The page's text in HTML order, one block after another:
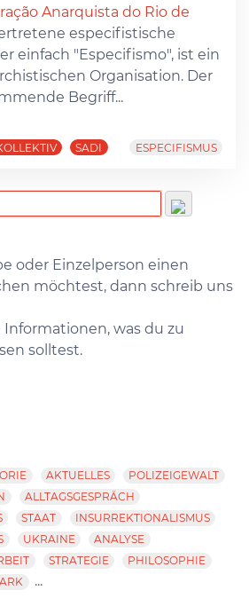
Anarquista do Rio de
especifistische
einfach "Especifismo", ist ein
Organisation. Der
Begriff...
SADI ESPECIFISMUS
oder Einzelperson einen
möchtest, dann schreib uns
was du zu
solltest.
AKTUELLES
POLIZEIGEWALT
ALLTAGSGESPRÄCH
STAAT
INSURREKTIONALISMUS
UKRAINE
ANALYSE
STRATEGIE
PHILOSOPHIE
...